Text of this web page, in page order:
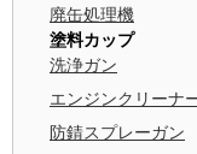
廃缶処理機
塗料カップ
洗浄ガン
エンジンクリーナ
防錆スプレーガン